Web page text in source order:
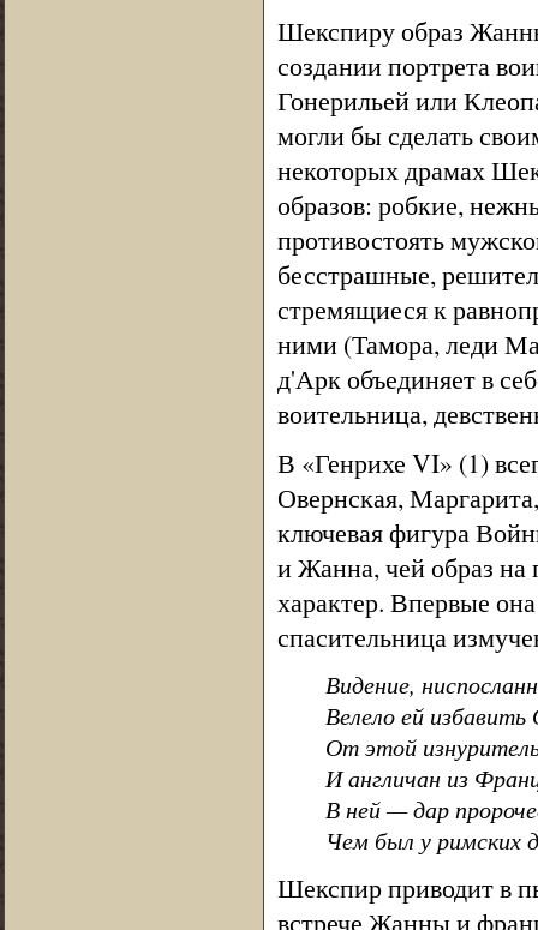
Шекспиру образ
создании портрета
Гонерильей или
могли бы сделать
некоторых драмах
образов: робкие,
противостоять
бесстрашные,
стремящиеся к
ними (Тамора, леди
д'Арк объединяет в
воительница,
В «Генрихе VI» (1)
Овернская,
ключевая фигура
и Жанна, чей образ на
характер. Впервые
спасительница
Видение,
Велело ей избавить
От этой
И англичан из
В ней — дар
Чем был у римских
Шекспир приводит в
встрече Жанны и